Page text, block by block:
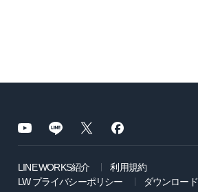
LINE WORKS紹介
利用規約
LW プライバシーポリシー
ダウンロード